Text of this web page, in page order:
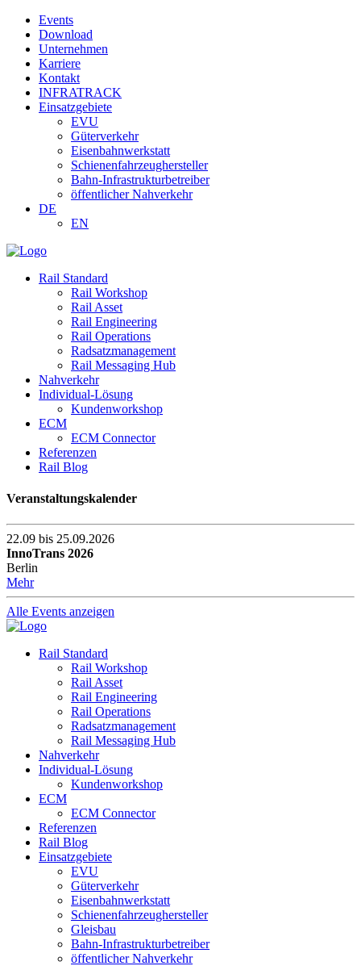
Events
Download
Unternehmen
Karriere
Kontakt
INFRATRACK
Einsatzgebiete
EVU
Güterverkehr
Eisenbahnwerkstatt
Schienenfahrzeughersteller
Bahn-Infrastrukturbetreiber
öffentlicher Nahverkehr
DE
EN
Rail Standard
Rail Workshop
Rail Asset
Rail Engineering
Rail Operations
Radsatzmanagement
Rail Messaging Hub
Nahverkehr
Individual-Lösung
Kundenworkshop
ECM
ECM Connector
Referenzen
Rail Blog
Veranstaltungskalender
22.09 bis 25.09.2026
InnoTrans 2026
Berlin
Mehr
Alle Events anzeigen
Rail Standard
Rail Workshop
Rail Asset
Rail Engineering
Rail Operations
Radsatzmanagement
Rail Messaging Hub
Nahverkehr
Individual-Lösung
Kundenworkshop
ECM
ECM Connector
Referenzen
Rail Blog
Einsatzgebiete
EVU
Güterverkehr
Eisenbahnwerkstatt
Schienenfahrzeughersteller
Gleisbau
Bahn-Infrastrukturbetreiber
öffentlicher Nahverkehr